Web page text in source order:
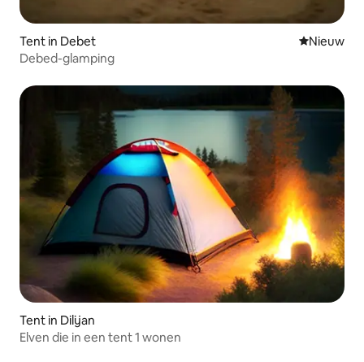
Tent in Debet Nieuwe
Nieuw
Debed-glamping
Tent in Dilijan
Elven die in een tent 1 wonen